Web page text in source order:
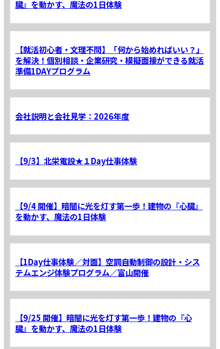
臓』を動かす、魔法の1日体験
【就活初心者・文理不問】「何から始めればいい？」
を解決！個別相談・企業研究・模擬面接ができる就活
準備1DAYプログラム
会社説明と会社見学：2026年度
【9/3】北栄電設★１Day仕事体験
【9/4 開催】暗闇に光を灯す第一歩！建物の『心臓』
を動かす、魔法の1日体験
【1Day仕事体験／対面】空調自動制御の設計・シス
テムエンジ体験プログラム／富山開催
【9/25 開催】暗闇に光を灯す第一歩！建物の『心
臓』を動かす、魔法の1日体験